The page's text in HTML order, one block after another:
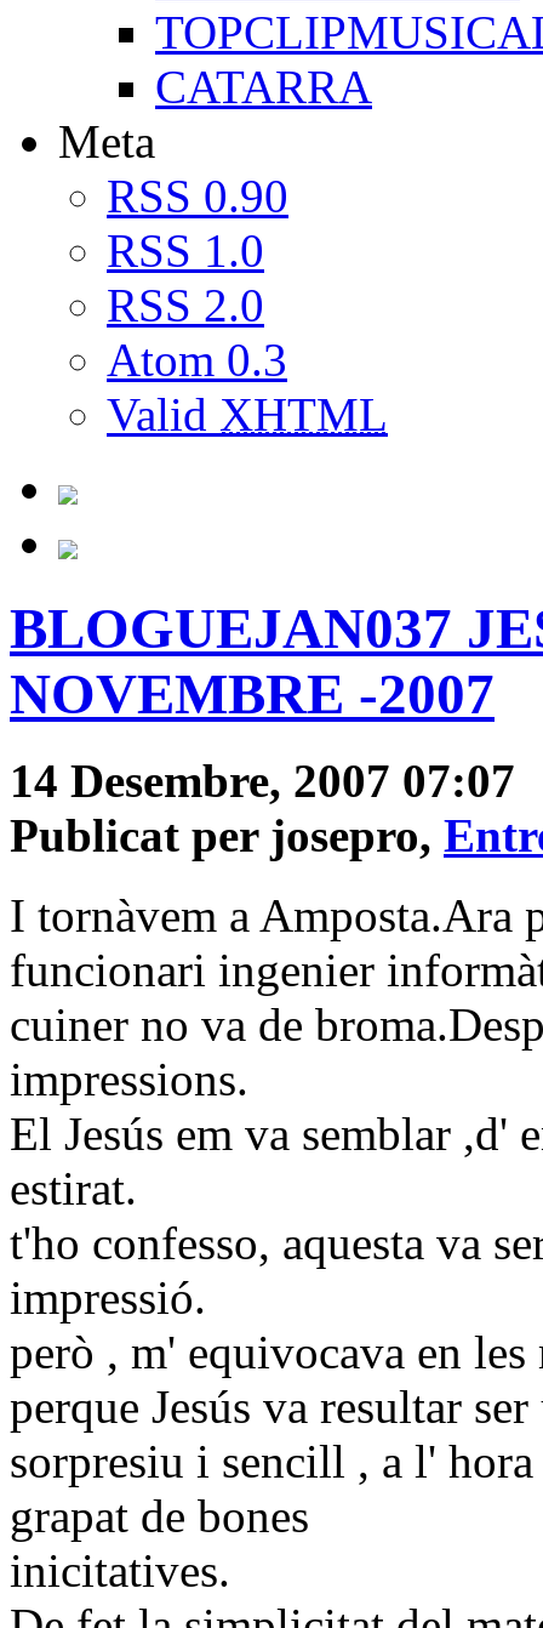
CATARRA
Meta
RSS 0.90
RSS 1.0
RSS 2.0
Atom 0.3
Valid XHTML
BLOGUEJAN037
NOVEMBRE -2007
14 Desembre, 2007 07:07
Publicat per josepro,
I tornàvem a Amposta.Ara
funcionari ingenier
cuiner no va de
impressions.
El Jesús em va semblar ,d'
estirat.
t'ho confesso, aquesta va
impressió.
però , m' equivocava en
perque Jesús va resultar
sorpresiu i sencill , a l'
grapat de bones